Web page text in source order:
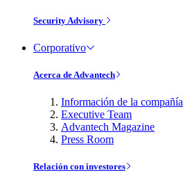
Security Advisory
Corporativo
Acerca de Advantech
Información de la compañía
Executive Team
Advantech Magazine
Press Room
Relación con investores